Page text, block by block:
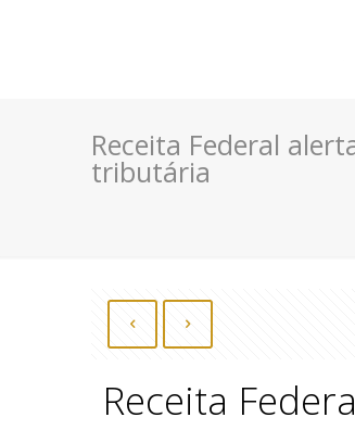
Receita Federal
tributária
Receita